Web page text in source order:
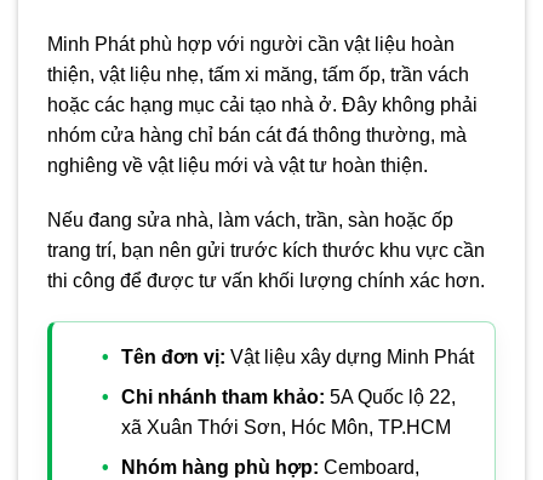
Minh Phát phù hợp với người cần vật liệu hoàn
thiện, vật liệu nhẹ, tấm xi măng, tấm ốp, trần vách
hoặc các hạng mục cải tạo nhà ở. Đây không phải
nhóm cửa hàng chỉ bán cát đá thông thường, mà
nghiêng về vật liệu mới và vật tư hoàn thiện.
Nếu đang sửa nhà, làm vách, trần, sàn hoặc ốp
trang trí, bạn nên gửi trước kích thước khu vực cần
thi công để được tư vấn khối lượng chính xác hơn.
Tên đơn vị: Vật liệu xây dựng Minh Phát
Chi nhánh tham khảo: 5A Quốc lộ 22,
xã Xuân Thới Sơn, Hóc Môn, TP.HCM
Nhóm hàng phù hợp: Cemboard,